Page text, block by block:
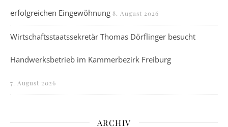
erfolgreichen Eingewöhnung 8. August 2026
Wirtschaftsstaatssekretär Thomas Dörflinger besucht
Handwerksbetrieb im Kammerbezirk Freiburg
7. August 2026
ARCHIV